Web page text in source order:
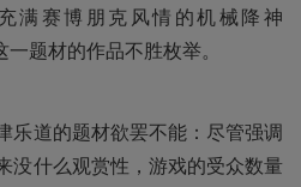
满赛博朋克风情的机械降神
一题材的作品不胜枚举。
乐道的题材欲罢不能：尽管强调
没什么观赏性，游戏的受众数量